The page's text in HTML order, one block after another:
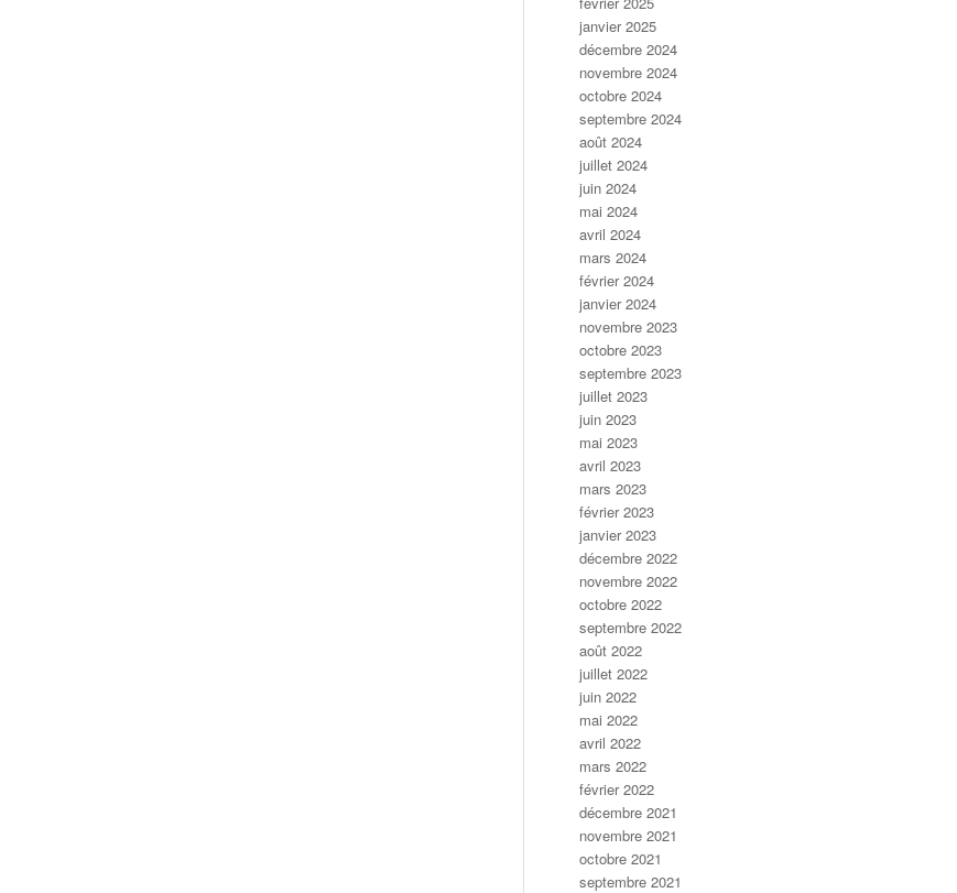
janvier 2025
décembre 2024
novembre 2024
octobre 2024
septembre 2024
août 2024
juillet 2024
juin 2024
mai 2024
avril 2024
mars 2024
février 2024
janvier 2024
novembre 2023
octobre 2023
septembre 2023
juillet 2023
juin 2023
mai 2023
avril 2023
mars 2023
février 2023
janvier 2023
décembre 2022
novembre 2022
octobre 2022
septembre 2022
août 2022
juillet 2022
juin 2022
mai 2022
avril 2022
mars 2022
février 2022
décembre 2021
novembre 2021
octobre 2021
septembre 2021